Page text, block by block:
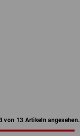
von 13 Artikeln angesehen.